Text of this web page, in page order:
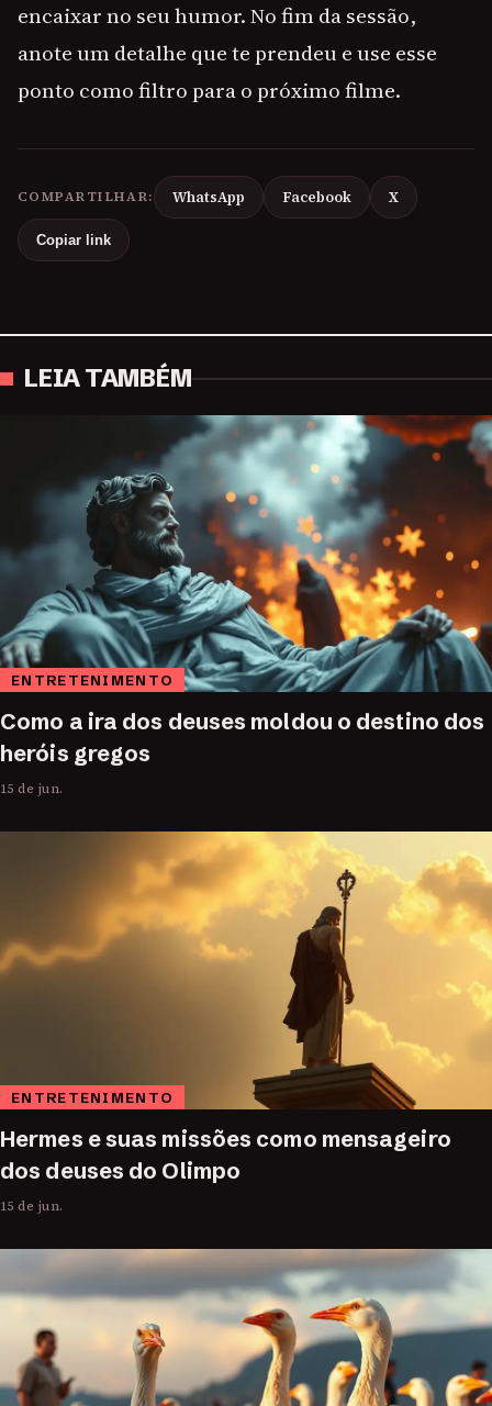
encaixar no seu humor. No fim da sessão,
anote um detalhe que te prendeu e use esse
ponto como filtro para o próximo filme.
COMPARTILHAR: WhatsApp Facebook X
Copiar link
LEIA TAMBÉM
ENTRETENIMENTO
Como a ira dos deuses moldou o destino dos
heróis gregos
15 de jun.
ENTRETENIMENTO
Hermes e suas missões como mensageiro
dos deuses do Olimpo
15 de jun.